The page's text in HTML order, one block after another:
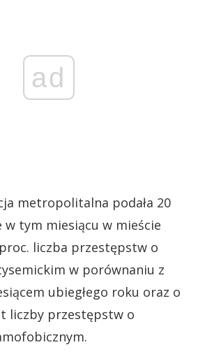
ad
metropolitalna podała 20
w tym miesiącu w mieście
liczba przestępstw o
w porównaniu z
ubiegłego roku oraz o
liczby przestępstw o